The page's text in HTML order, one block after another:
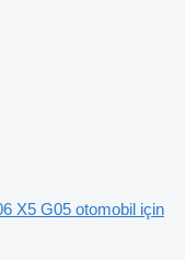
X5 G05 otomobil için